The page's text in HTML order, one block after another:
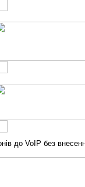
до VoIP без